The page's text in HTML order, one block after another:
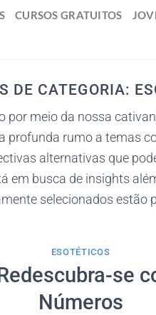
CURSOS GRATUITOS
DE CATEGORIA:
por meio da nossa
profunda rumo a temas
alternativas que
em busca de insights
selecionados estão
ESOTÉTICOS
se
Números